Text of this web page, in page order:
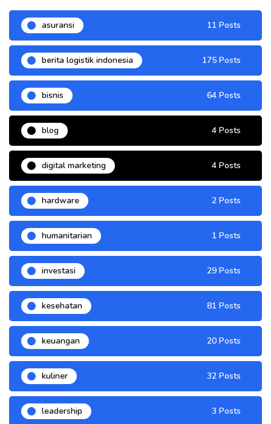
asuransi 11 Posts
berita logistik indonesia 175 Posts
bisnis 64 Posts
blog 4 Posts
digital marketing 4 Posts
hardware 2 Posts
humanitarian 1 Posts
investasi 29 Posts
kesehatan 81 Posts
keuangan 20 Posts
kuliner 32 Posts
leadership 3 Posts